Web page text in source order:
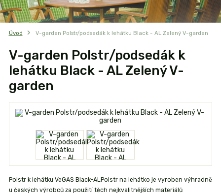
Úvod V-garden Polstr/podsedák k lehátku Black - AL Zelený V-garden
V-garden Polstr/podsedák k
lehátku Black - AL Zelený V-
garden
Polstr k lehátku VeGAS Black-ALPolstr na lehátko je vyroben výhradně
u českých výrobců za použití těch nejkvalitnějších materiálů